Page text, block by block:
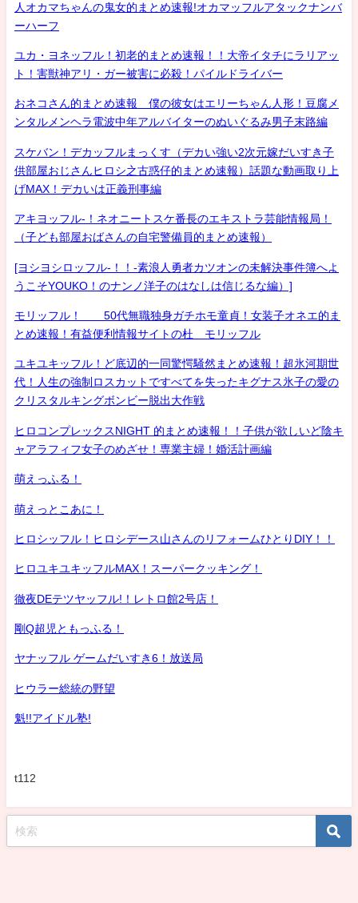
人オカマちゃんの鬼女的まとめ速報!オカマッフルアタックナンバ
ーハーフ
ユカ・ヨネッフル！初老的まとめ速報！！大帝イタチにラリアッ
ト！害獣神アリ・ガー被害に必殺！パイルドライバー
おネコさん的まとめ速報 僕の彼女はエリーちゃん人形！豆腐メ
ンタルメンヘラ電波中年アルバイターのぬいぐるみ男子末路編
スケバン！デカッフルまっくす（デカい強い2次元嫁だいすき子
供部屋おじさんヒロシ之古惑仔的まとめ速報）話題な動画取り上
げMAX！デカいは正義刑事編
アキヨッフル-！ネオニートスケ番長のエキストラ芸能情報局！
（子ども部屋おばさんの自宅警備員的まとめ速報）
[ヨシヨシロッフル-！！-素浪人勇者カツオンの未解決事件簿へよ
うこそYOUKO！のナンノ洋子のはなしは信じるな編）]
モリッフル！ 50代無職独身ガチホモ童貞！女装子オネエ的ま
とめ速報！有益便利情報サイトの杜 モリッフル
ユキユキッフル！ど底辺的一同驚愕騒然まとめ速報！超氷河期世
代！人生の強制ロスカットですべてを失ったキグナス氷子の愛の
クリスタルキングボンビー脱出大作戦
ヒロコンプレックスNIGHT 的まとめ速報！！子供が欲しいど陰キ
ャアラフィフ女子のめざせ！専業主婦！婚活計画編
萌えっふる！
萌えっとこあに！
ヒロシッフル！ヒロシデース山さんのリフォームひとりDIY！！
ヒロユキユキッフルMAX！スーパークッキング！
徹夜DEテツヤッフル!！レトロ館2号店！
剛Q超児ともっふる！
ヤナッフル ゲームだいすき6！放送局
ヒウラー総統の野望
魁!!アイドル塾!
t112